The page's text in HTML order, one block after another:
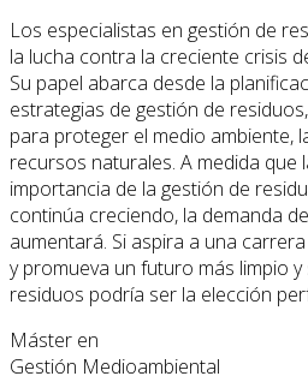
Los especialistas en gestión de
la lucha contra la creciente crisis
Su papel abarca desde la
estrategias de gestión de
para proteger el medio ambiente,
recursos naturales. A medida que
importancia de la gestión de
continúa creciendo, la demanda
aumentará. Si aspira a una
y promueva un futuro más limpio
residuos podría ser la elección
Máster en
Gestión Medioambiental